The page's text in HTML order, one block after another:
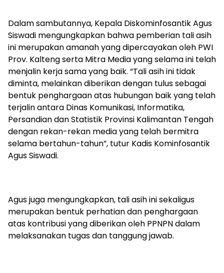
Dalam sambutannya, Kepala Diskominfosantik Agus
Siswadi mengungkapkan bahwa pemberian tali asih
ini merupakan amanah yang dipercayakan oleh PWI
Prov. Kalteng serta Mitra Media yang selama ini telah
menjalin kerja sama yang baik. “Tali asih ini tidak
diminta, melainkan diberikan dengan tulus sebagai
bentuk penghargaan atas hubungan baik yang telah
terjalin antara Dinas Komunikasi, Informatika,
Persandian dan Statistik Provinsi Kalimantan Tengah
dengan rekan-rekan media yang telah bermitra
selama bertahun-tahun”, tutur Kadis Kominfosantik
Agus Siswadi.
Agus juga mengungkapkan, tali asih ini sekaligus
merupakan bentuk perhatian dan penghargaan
atas kontribusi yang diberikan oleh PPNPN dalam
melaksanakan tugas dan tanggung jawab.